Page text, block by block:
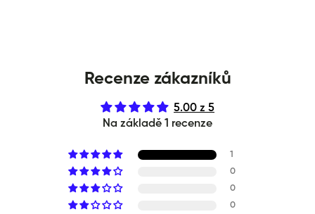
Recenze zákazníků
5.00 z 5
Na základě 1 recenze
1
0
0
0